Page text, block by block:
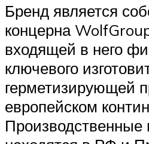
Бренд является
концерна
входящей в него
ключевого
герметизирующей
европейском